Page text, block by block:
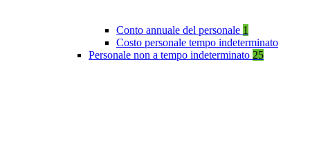
Conto annuale del personale 1
Costo personale tempo indeterminato
Personale non a tempo indeterminato 25